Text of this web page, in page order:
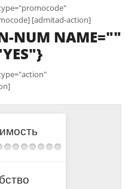
[admitad-action]
NUM NAME=""